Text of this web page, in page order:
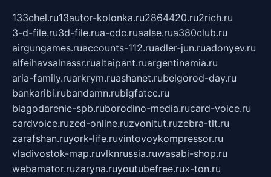
133chel.ru13autor-kolonka.ru2864420.ru2rich.ru
3-d-file.ru3d-file.rua-cdc.ruaalse.rua380club.ru
airgungames.ruaccounts-112.ruadler-jun.ruadonyev.ru
alfeihavsalnassr.rualtaipant.ruargentinamia.ru
aria-family.ruarkrym.ruashanet.rubelgorod-day.ru
bankaribi.rubandamn.rubigfatcc.ru
blagodarenie-spb.ruborodino-media.rucard-voice.ru
cardvoice.ruzed-online.ruzvonitut.ruzebra-tlt.ru
zarafshan.ruyork-life.ruvintovoykompressor.ru
vladivostok-map.ruvlknrussia.ruwasabi-shop.ru
webamator.ruzaryna.ruyoutubefree.rux-ton.ru